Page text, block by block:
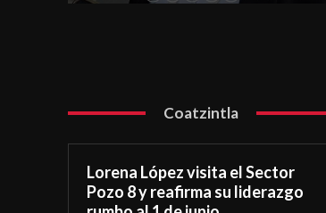
Coatzintla
Lorena López visita el Sector
Pozo 8 y reafirma su liderazgo